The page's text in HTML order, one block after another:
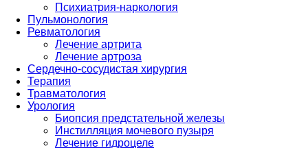
Психиатрия-наркология
Пульмонология
Ревматология
Лечение артрита
Лечение артроза
Сердечно-сосудистая хирургия
Терапия
Травматология
Урология
Биопсия предстательной железы
Инстилляция мочевого пузыря
Лечение гидроцеле